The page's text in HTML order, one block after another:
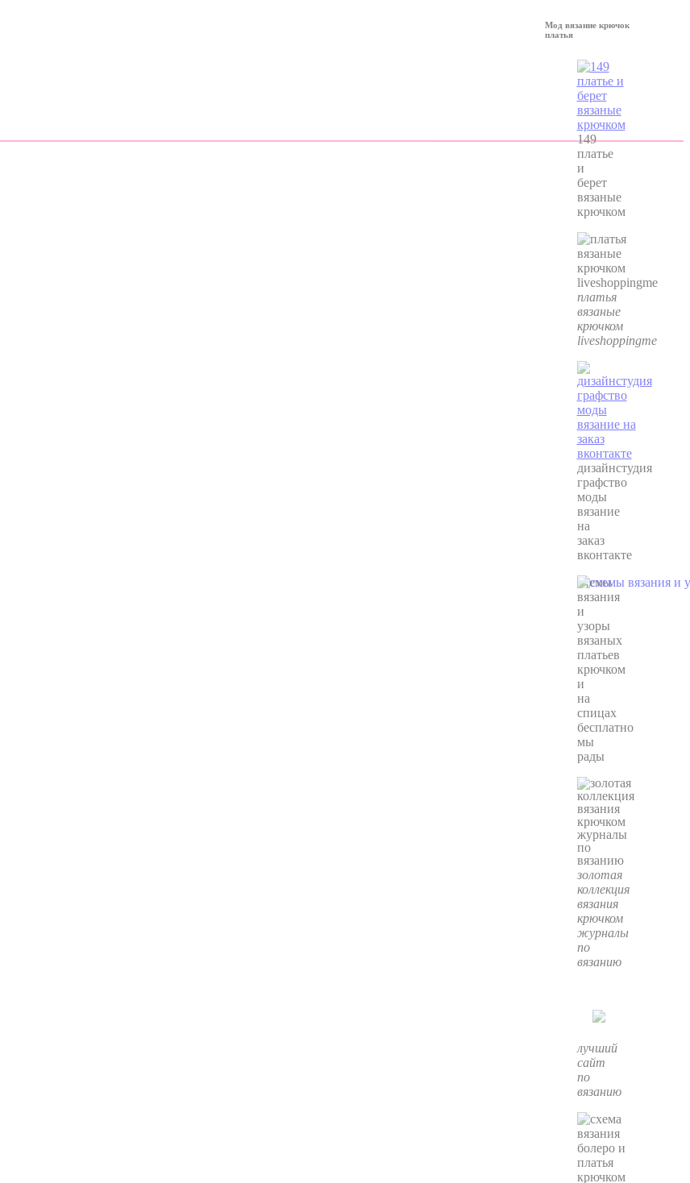
Мод вязание крючок
платья
149
платье
и
берет
вязаные
крючком
платья
вязаные
крючком
liveshoppingme
дизайнстудия
графство
моды
вязание
на
заказ
вконтакте
схемы
вязания
и
узоры
вязаных
платьев
крючком
и
на
спицах
бесплатно
мы
рады
золотая
коллекция
вязания
крючком
журналы
по
вязанию
лучший
сайт
по
вязанию